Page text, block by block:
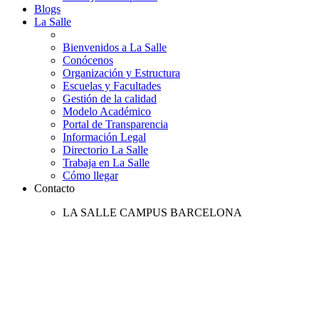
Blogs
La Salle
Bienvenidos a La Salle
Conócenos
Organización y Estructura
Escuelas y Facultades
Gestión de la calidad
Modelo Académico
Portal de Transparencia
Información Legal
Directorio La Salle
Trabaja en La Salle
Cómo llegar
Contacto
LA SALLE CAMPUS BARCELONA